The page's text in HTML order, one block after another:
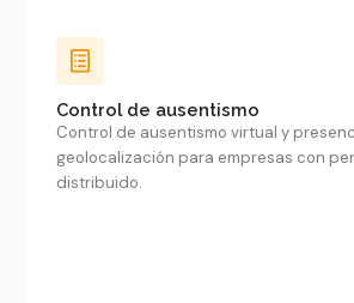
Control de ausentismo
Control de ausentismo virtual y
geolocalización para empresas con
distribuido.